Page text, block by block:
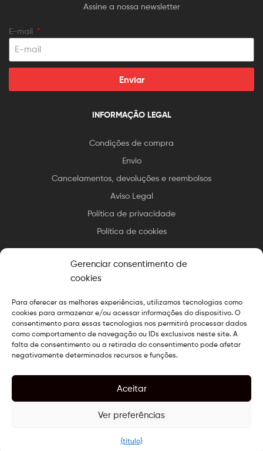
Gerenciar consentimento de
cookies
Para oferecer as melhores experiências, utilizamos tecnologias como
cookies para armazenar e/ou acessar informações do dispositivo. O
consentimento para essas tecnologias nos permitirá processar dados
como comportamento de navegação ou IDs exclusivos neste site. A
falta de consentimento ou a retirada do consentimento pode afetar
negativamente determinados recursos e funções.
Aceitar
Ver preferências
{título}
Assine a nossa newsletter
E-mail
Enviar
INFORMAÇÃO LEGAL
Condições de compra
Envio
Cancelamentos, devoluções e reembolsos
Aviso Legal
Política de privacidade
Política de cookies
Direitos autorais © 2025 Essax . Todos os direitos reservados.
Design preparado porO Web Chef